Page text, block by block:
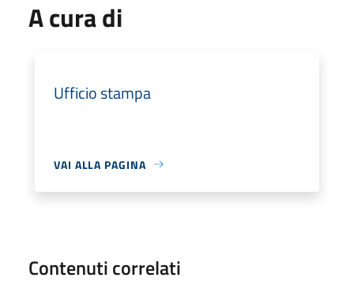
A cura di
Ufficio stampa
VAI ALLA PAGINA
Contenuti correlati